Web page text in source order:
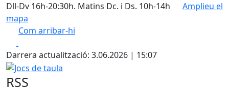
Dll-Dv 16h-20:30h. Matins Dc. i Ds. 10h-14h
Amplieu el
mapa
Com arribar-hi
+
−
Darrera actualització: 3.06.2026 | 15:07
Jocs de taula
RSS